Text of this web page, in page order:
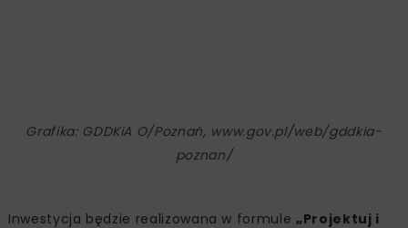
Grafika: GDDKiA O/Poznań, www.gov.pl/web/gddkia-
poznan/
Inwestycja będzie realizowana w formule „Projektuj i